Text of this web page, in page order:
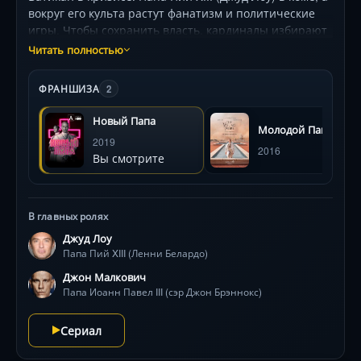
вокруг его культа растут фанатизм и политические
игры. Чтобы сохранить власть, кардиналы избирают
нового понтифика — сэра Джона Брэннокса (Джон
прошлым. Его стремление к открытости и
милосердию вызывает сопротивление аппарата, но
настоящая буря грядет, когда прежний Папа
неожиданно приходит в себя. Два лидера, две
противоположные идеи святости — кто спасет веру в
эпоху террора и лицемерия? Гениальная
операторская работа, барочная эстетика и
конфликт догмы и милосердия.
Читать полностью
ФРАНШИЗА 2
Новый Папа
2019
Вы смотрите
Молодой Папа
2016
В главных ролях
Джуд Лоу
Папа Пий XIII (Ленни Белардо)
Джон Малкович
Папа Иоанн Павел III (сэр Джон Брэннокс)
Сериал